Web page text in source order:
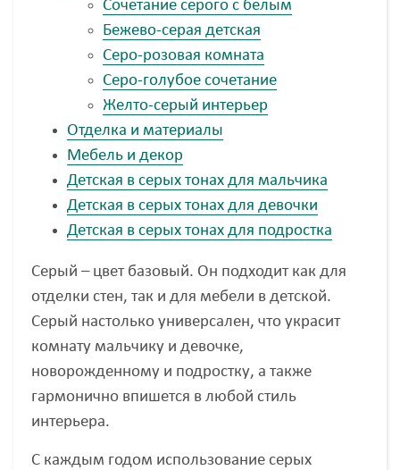
Сочетание серого с белым
Бежево-серая детская
Серо-розовая комната
Серо-голубое сочетание
Желто-серый интерьер
Отделка и материалы
Мебель и декор
Детская в серых тонах для мальчика
Детская в серых тонах для девочки
Детская в серых тонах для подростка
Серый – цвет базовый. Он подходит как для
отделки стен, так и для мебели в детской.
Серый настолько универсален, что украсит
комнату мальчику и девочке,
новорожденному и подростку, а также
гармонично впишется в любой стиль
интерьера.
С каждым годом использование серых